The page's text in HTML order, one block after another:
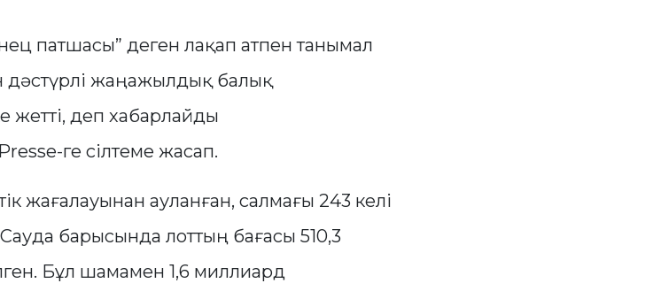
патшасы” деген лақап атпен танымал
дәстүрлі жаңажылдық балық
жетті, деп хабарлайды
ге сілтеме жасап.
жағалауынан ауланған, салмағы 243 келі
барысында лоттың бағасы 510,3
Бұл шамамен 1,6 миллиард